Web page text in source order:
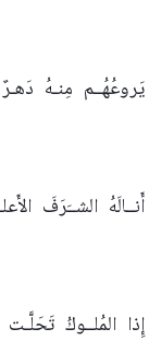
يَروعُهُــم مِنـهُ دَهـرٌ
أَنــالَهُ الشــَرَفَ
إِذا المُلــوكُ تَحَلَّـت